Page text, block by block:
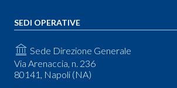
SEDI OPERATIVE
Sede Direzione Generale
Via Arenaccia, n. 236
80141, Napoli (NA)